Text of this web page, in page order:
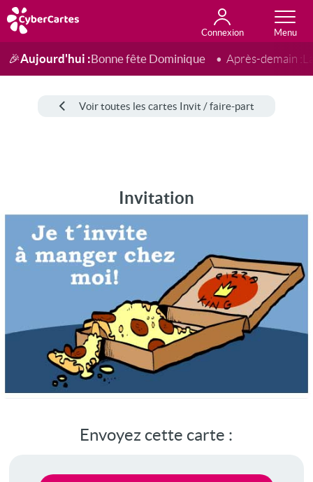
Connexion
Anniversaire
Fête du jour
Amour
Amitié
Merci
Toutes les cartes
🎉Aujourd'hui :Bonne fête Dominique Après-demain :
Voir toutes les cartes Invit / faire-part
Invitation
Envoyez cette carte :